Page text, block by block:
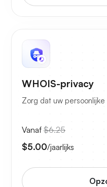
WHOIS-privacy
Zorg dat uw
Vanaf $6.25
$5.00/jaarlijks